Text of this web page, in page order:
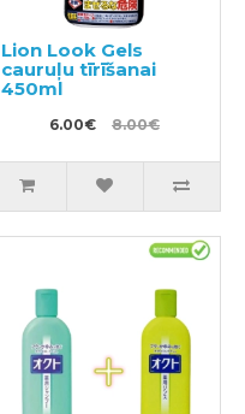
Lion Look Gels
cauruļu tīrīšanai
450ml
6.00€ 8.00€